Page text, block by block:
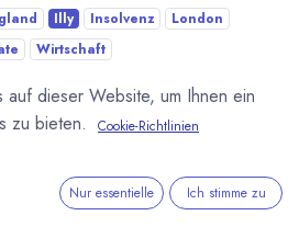
Illy Insolvenz
London
Wirtschaft
dieser Website, um Ihnen ein
zu bieten.
Cookie-Richtlinien
Nur essentielle Ich stimme zu